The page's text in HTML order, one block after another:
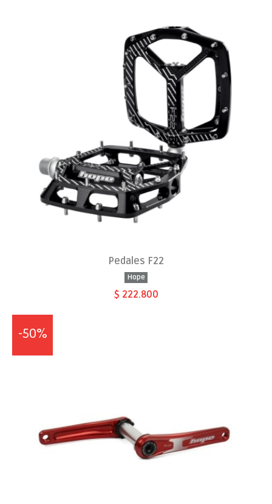
Pedales F22
Hope
$ 222.800
-50%